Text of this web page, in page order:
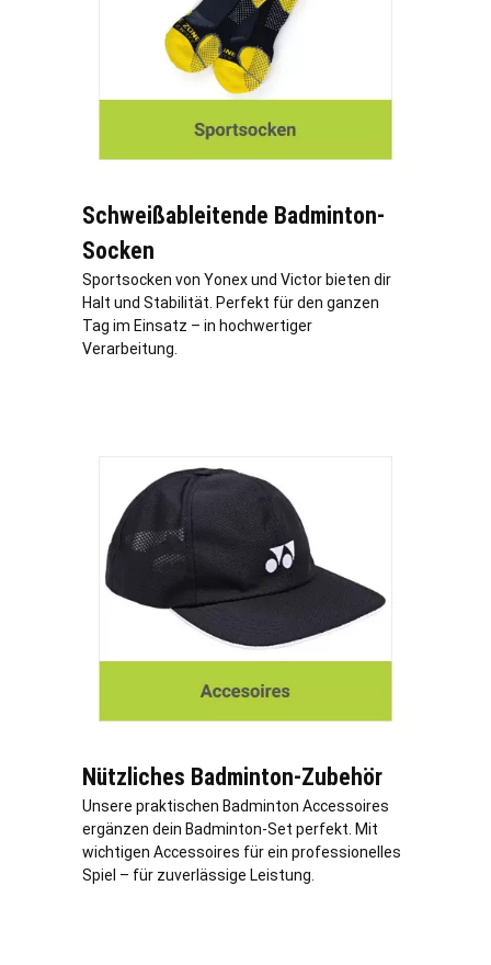
Schweißableitende Badminton-
Socken
Sportsocken von Yonex und Victor bieten dir
Halt und Stabilität. Perfekt für den ganzen
Tag im Einsatz – in hochwertiger
Verarbeitung.
Nützliches Badminton-Zubehör
Unsere praktischen Badminton Accessoires
ergänzen dein Badminton-Set perfekt. Mit
wichtigen Accessoires für ein professionelles
Spiel – für zuverlässige Leistung.